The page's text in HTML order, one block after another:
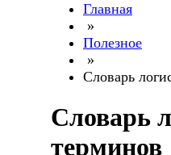
Главная
»
Полезное
»
Словарь
Словарь
терминов